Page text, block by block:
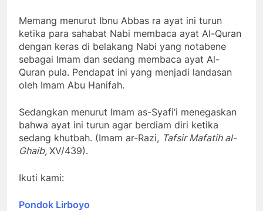
Memang menurut Ibnu Abbas ra ayat ini turun
ketika para sahabat Nabi membaca ayat Al-Quran
dengan keras di belakang Nabi yang notabene
sebagai Imam dan sedang membaca ayat Al-
Quran pula. Pendapat ini yang menjadi landasan
oleh Imam Abu Hanifah.
Sedangkan menurut Imam as-Syafi’i menegaskan
bahwa ayat ini turun agar berdiam diri ketika
sedang khutbah. (Imam ar-Razi, Tafsir Mafatih al-
Ghaib, XV/439).
Ikuti kami:
Pondok Lirboyo